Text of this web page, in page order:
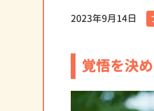
2023年9月14日
覚悟を決